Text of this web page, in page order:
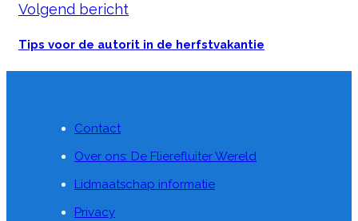
Volgend bericht
Tips voor de autorit in de herfstvakantie
Contact
Over ons: De Flierefluiter Wereld
Lidmaatschap informatie
Privacy